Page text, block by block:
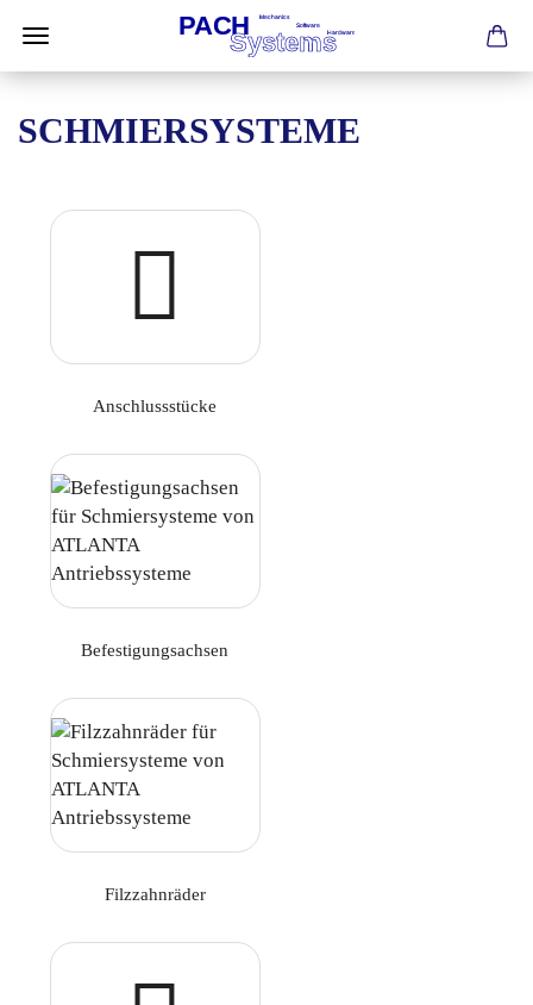
SCHMIERSYSTEME
Anschlussstücke
Befestigungsachsen
Filzzahnräder